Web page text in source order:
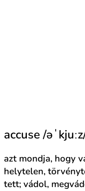
accuse /
azt mondja, hogy
helytelen,
tett; vádol,